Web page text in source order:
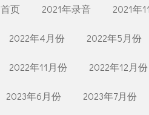
首页 2021年录音 2021年
2022年4月份 2022年5月份
2022年11月份 2022年12月份
2023年6月份 2023年7月份